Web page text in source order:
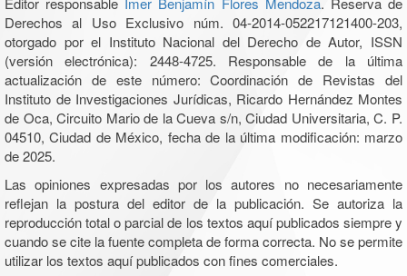
Derechos al Uso Exclusivo núm. 04-2014-052217121400-203,
otorgado por el Instituto Nacional del Derecho de Autor, ISSN
(versión electrónica): 2448-4725. Responsable de la última
actualización de este número: Coordinación de Revistas del
Instituto de Investigaciones Jurídicas, Ricardo Hernández Montes
de Oca, Circuito Mario de la Cueva s/n, Ciudad Universitaria, C. P.
04510, Ciudad de México, fecha de la última modificación: marzo
de 2025.
Las opiniones expresadas por los autores no necesariamente
reflejan la postura del editor de la publicación. Se autoriza la
reproducción total o parcial de los textos aquí publicados siempre y
cuando se cite la fuente completa de forma correcta. No se permite
utilizar los textos aquí publicados con fines comerciales.